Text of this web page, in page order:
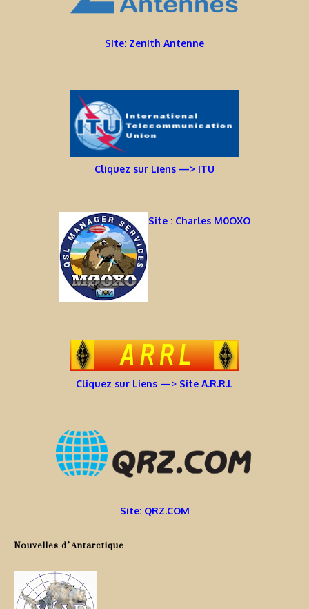
Site: Zenith Antenne
Cliquez sur Liens —> ITU
Site : Charles M0OXO
Cliquez sur Liens —> Site A.R.R.L
Site: QRZ.COM
Nouvelles d’Antarctique